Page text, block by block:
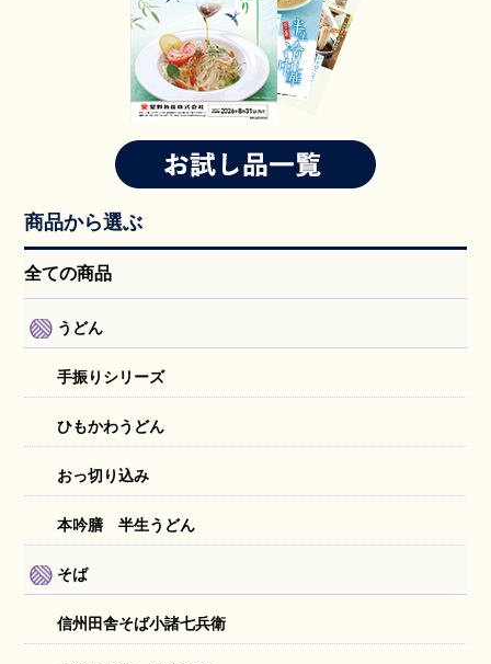
商品から選ぶ
全ての商品
うどん
手振りシリーズ
ひもかわうどん
おっ切り込み
本吟膳 半生うどん
そば
信州田舎そば小諸七兵衛